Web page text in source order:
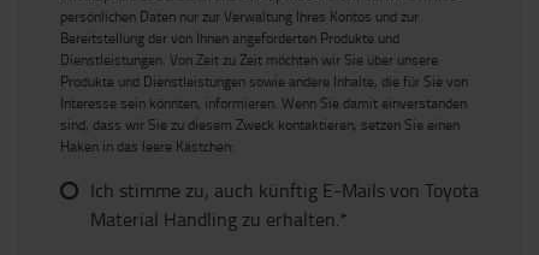
persönlichen Daten nur zur Verwaltung Ihres Kontos und zur
Bereitstellung der von Ihnen angeforderten Produkte und
Dienstleistungen. Von Zeit zu Zeit möchten wir Sie über unsere
Produkte und Dienstleistungen sowie andere Inhalte, die für Sie von
Interesse sein könnten, informieren. Wenn Sie damit einverstanden
sind, dass wir Sie zu diesem Zweck kontaktieren, setzen Sie einen
Haken in das leere Kästchen:
Ich stimme zu, auch künftig E-Mails von Toyota
Material Handling zu erhalten.*